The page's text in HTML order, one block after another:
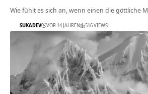
Wie fühlt es sich an, wenn einen die göttliche
SUKADEV VOR 14 JAHREN 516 VIEWS